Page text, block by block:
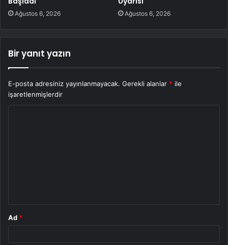
Ağustos 6, 2026 Ağustos 6, 2026
Bir yanıt yazın
E-posta adresiniz yayınlanmayacak. Gerekli alanlar * ile
işaretlenmişlerdir
Ad *